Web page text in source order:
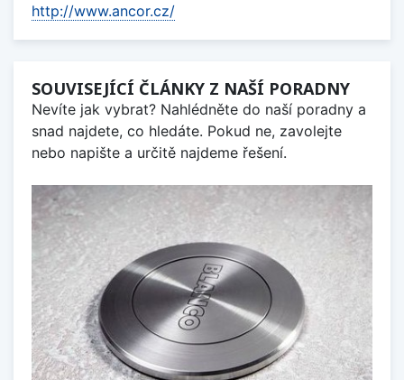
http://www.ancor.cz/
SOUVISEJÍCÍ ČLÁNKY Z NAŠÍ PORADNY
Nevíte jak vybrat? Nahlédněte do naší poradny a
snad najdete, co hledáte. Pokud ne, zavolejte
nebo napište a určitě najdeme řešení.